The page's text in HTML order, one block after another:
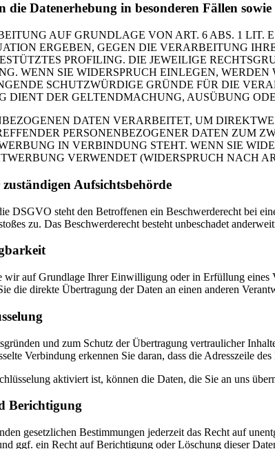
die Datenerhebung in besonderen Fällen
AUF GRUNDLAGE VON ART. 6 ABS. 1 LIT.
ERGEBEN, GEGEN DIE VERARBEITUNG
PROFILING. DIE JEWEILIGE
WENN SIE WIDERSPRUCH EINLEGEN,
SCHUTZWÜRDIGE GRÜNDE FÜR DIE
DIENT DER GELTENDMACHUNG, AUSÜBUNG
DATEN VERARBEITET, UM
PERSONENBEZOGENER DATEN ZUM
IN VERBINDUNG STEHT. WENN SIE
VERWENDET (WIDERSPRUCH NACH
Aufsichts­behörde
DSGVO steht den Betroffenen ein Beschwerderecht bei
zu. Das Beschwerderecht besteht unbeschadet
wir auf Grundlage Ihrer Einwilligung oder in Erfüllung eines
die direkte Übertragung der Daten an einen anderen
und zum Schutz der Übertragung vertraulicher
Verbindung erkennen Sie daran, dass die Adresszeile
aktiviert ist, können die Daten, die Sie an uns
Berichtigung
gesetzlichen Bestimmungen jederzeit das Recht auf
ggf. ein Recht auf Berichtigung oder Löschung dieser